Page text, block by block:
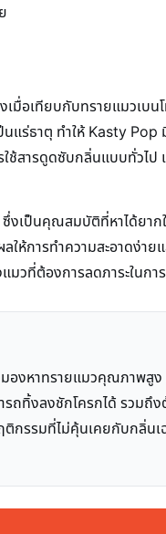
มื่อเทียบกับทรายแมวเบ
ร่ธาตุ ทำให้ Kasty Pop
สารดูดซับกลิ่นแบบทั่วไป
เป็นคุณสมบัติที่หาได้ยา
ห้การทำความสะอาดง่าย
มวที่ต้องการลดภาระในกา
มองหาทรายแมวคุณภาพสู
รถทิ้งลงชักโครกได้ รวม
รรมที่ไม่คุ้นเคยกับกลิ่นเ